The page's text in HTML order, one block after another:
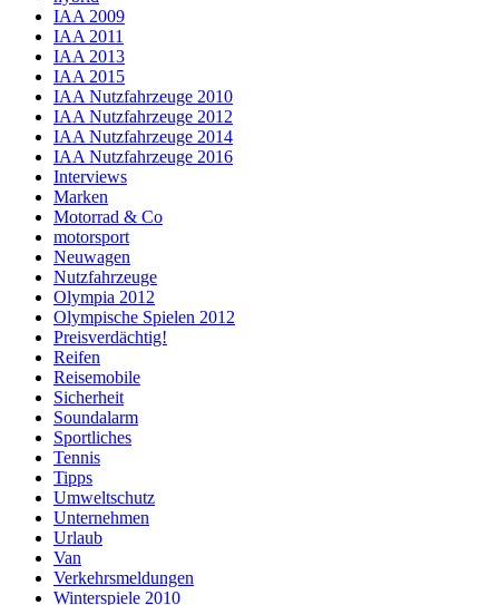
IAA 2009
IAA 2011
IAA 2013
IAA 2015
IAA Nutzfahrzeuge 2010
IAA Nutzfahrzeuge 2012
IAA Nutzfahrzeuge 2014
IAA Nutzfahrzeuge 2016
Interviews
Marken
Motorrad & Co
motorsport
Neuwagen
Nutzfahrzeuge
Olympia 2012
Olympische Spielen 2012
Preisverdächtig!
Reifen
Reisemobile
Sicherheit
Soundalarm
Sportliches
Tennis
Tipps
Umweltschutz
Unternehmen
Urlaub
Van
Verkehrsmeldungen
Winterspiele 2010